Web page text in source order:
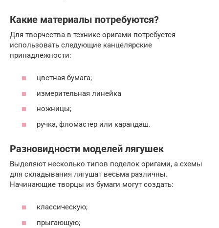
Какие материалы потребуются?
Для творчества в технике оригами потребуется
использовать следующие канцелярские
принадлежности:
цветная бумага;
измерительная линейка
ножницы;
ручка, фломастер или карандаш.
Разновидности моделей лягушек
Выделяют несколько типов поделок оригами, а схемы
для складывания лягушат весьма различны.
Начинающие творцы из бумаги могут создать:
классическую;
прыгающую;